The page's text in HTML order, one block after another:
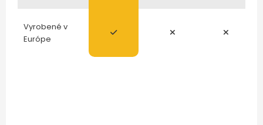
Vyrobené v
Európe